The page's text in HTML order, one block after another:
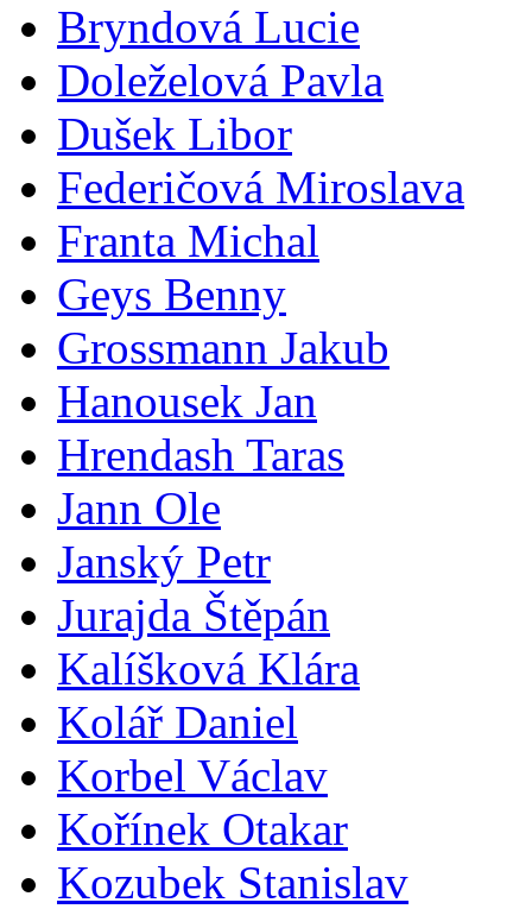
Bryndová Lucie
Doleželová Pavla
Dušek Libor
Federičová Miroslava
Franta Michal
Geys Benny
Grossmann Jakub
Hanousek Jan
Hrendash Taras
Jann Ole
Janský Petr
Jurajda Štěpán
Kalíšková Klára
Kolář Daniel
Korbel Václav
Kořínek Otakar
Kozubek Stanislav